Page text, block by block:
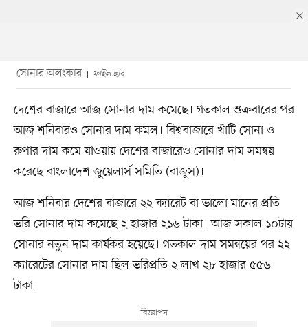
সোনার অলংকার ফাইল ছবি
দেশের বাজারে আজ সোনার দাম কমেছে। গতকাল শুক্রবারের পর
আজ শনিবারও সোনার দাম কমল। বিশ্ববাজারে খাঁটি সোনা ও
রুপার দাম কমে যাওয়ায় দেশের বাজারেও সোনার দাম সমন্বয়
করেছে বাংলাদেশ জুয়েলার্স সমিতি (বাজুস)।
আজ শনিবার দেশের বাজারে ২২ ক্যারেট বা ভালো মানের প্রতি
ভরি সোনার দাম কমেছে ২ হাজার ২১৬ টাকা। আজ সকাল ১০টায়
সোনার নতুন দাম কার্যকর হয়েছে। গতকাল দাম সমন্বয়ের পর ২২
ক্যারেটের সোনার দাম ছিল ভরিপ্রতি ২ লাখ ২৮ হাজার ৫৫৬
টাকা।